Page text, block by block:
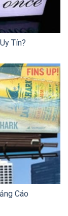
Tín?
Cáo